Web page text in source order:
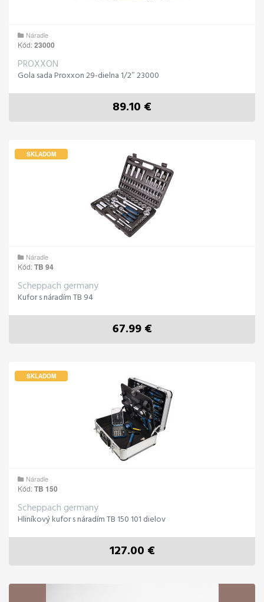
Náradie
Kód:23000
PROXXON
Gola sada Proxxon 29-dielna 1/2″ 23000
89.10 €
SKLADOM
Náradie
Kód:TB 94
Scheppach germany
Kufor s náradím TB 94
67.99 €
SKLADOM
Náradie
Kód:TB 150
Scheppach germany
Hliníkový kufor s náradím TB 150 101 dielov
127.00 €